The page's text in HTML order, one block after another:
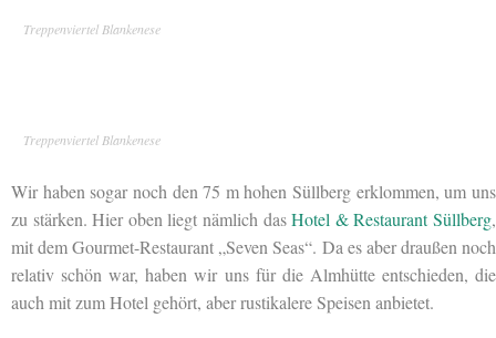
Treppenviertel Blankenese
Treppenviertel Blankenese
Wir haben sogar noch den 75 m hohen Süllberg erklommen, um uns
zu stärken. Hier oben liegt nämlich dasHotel & Restaurant Süllberg,
mit dem Gourmet-Restaurant „Seven Seas“. Da es aber draußen noch
relativ schön war, haben wir uns für die Almhütte entschieden, die
auch mit zum Hotel gehört, aber rustikalere Speisen anbietet.